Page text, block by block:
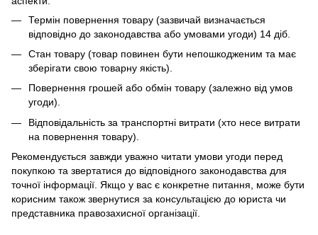
Термін повернення товару (зазвичай визначається
відповідно до законодавства або умовами угоди) 14 діб.
Стан товару (товар повинен бути непошкодженим та має
зберігати свою товарну якість).
Повернення грошей або обмін товару (залежно від умов
угоди).
Відповідальність за транспортні витрати (хто несе витрати
на повернення товару).
Рекомендується завжди уважно читати умови угоди перед
покупкою та звертатися до відповідного законодавства для
точної інформації. Якщо у вас є конкретне питання, може бути
корисним також звернутися за консультацією до юриста чи
представника правозахисної організації.